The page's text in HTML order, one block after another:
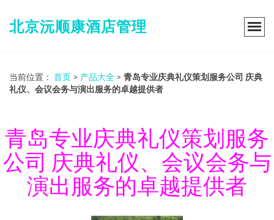
北京沅顺康酒店管理
当前位置： 首页 > 产品大全 > 青岛专业庆典礼仪策划服务公司 庆典
礼仪、会议会务与演出服务的卓越提供者
青岛专业庆典礼仪策划服务
公司 庆典礼仪、会议会务与
演出服务的卓越提供者